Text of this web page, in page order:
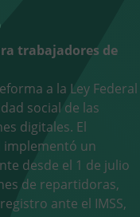
trabajadores de
a la Ley Federal
social de las
digitales. El
implementó un
desde el 1 de julio
de repartidoras,
ante el IMSS,